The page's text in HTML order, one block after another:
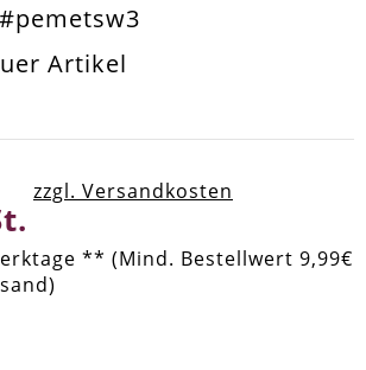
#pemetsw3
Artikel
zzgl. Versandkosten
** (Mind. Bestellwert 9,99€